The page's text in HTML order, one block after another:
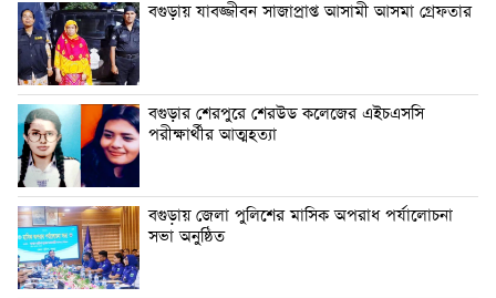
বগুড়ায় যাবজ্জীবন সাজাপ্রাপ্ত আসামী আসমা গ্রেফতার
বগুড়ার শেরপুরে শেরউড কলেজের এইচএসসি
পরীক্ষার্থীর আত্মহত্যা
বগুড়ায় জেলা পুলিশের মাসিক অপরাধ পর্যালোচনা
সভা অনুষ্ঠিত